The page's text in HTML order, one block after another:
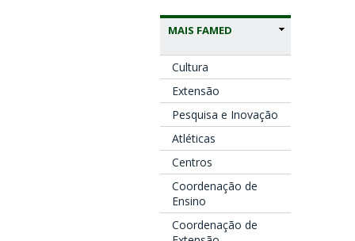
MAIS FAMED
Cultura
Extensão
Pesquisa e Inovação
Atléticas
Centros
Coordenação de
Ensino
Coordenação de